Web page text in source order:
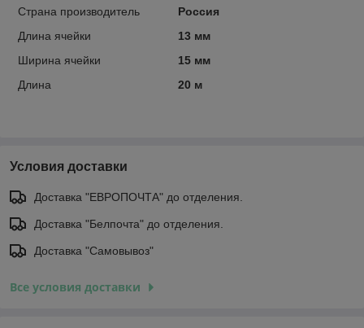
Страна производитель
Россия
Длина ячейки
13 мм
Ширина ячейки
15 мм
Длина
20 м
Условия доставки
Доставка "ЕВРОПОЧТА" до отделения.
Доставка "Белпочта" до отделения.
Доставка "Самовывоз"
Все условия доставки